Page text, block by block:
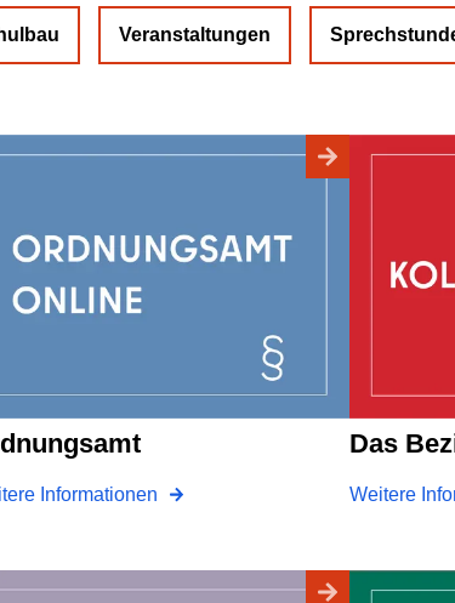
Veranstaltungen
Informationen
Das
Weitere